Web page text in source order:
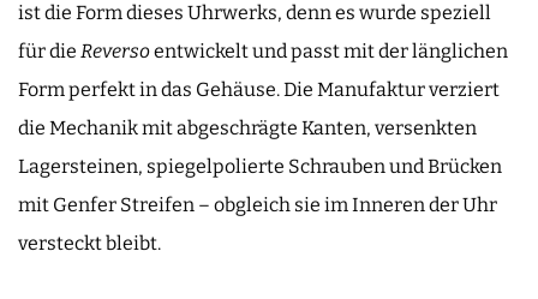
ist die Form dieses Uhrwerks, denn es wurde speziell
für die Reversoentwickelt und passt mit der länglichen
Form perfekt in das Gehäuse. Die Manufaktur verziert
die Mechanik mit abgeschrägte Kanten, versenkten
Lagersteinen, spiegelpolierte Schrauben und Brücken
mit Genfer Streifen – obgleich sie im Inneren der Uhr
versteckt bleibt.